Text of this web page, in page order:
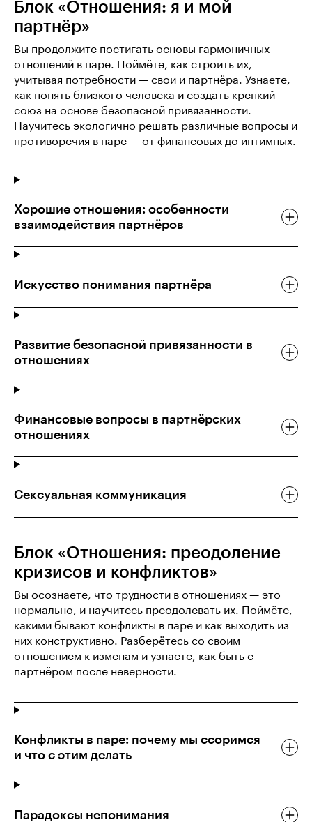
Блок «Отношения: я и мой
партнёр»
Вы продолжите постигать основы гармоничных
отношений в паре. Поймёте, как строить их,
учитывая потребности — свои и партнёра. Узнаете,
как понять близкого человека и создать крепкий
союз на основе безопасной привязанности.
Научитесь экологично решать различные вопросы и
противоречия в паре — от финансовых до интимных.
Хорошие отношения: особенности
взаимодействия партнёров
Искусство понимания партнёра
Развитие безопасной привязанности в
отношениях
Финансовые вопросы в партнёрских
отношениях
Сексуальная коммуникация
Блок «Отношения: преодоление
кризисов и конфликтов»
Вы осознаете, что трудности в отношениях — это
нормально, и научитесь преодолевать их. Поймёте,
какими бывают конфликты в паре и как выходить из
них конструктивно. Разберётесь со своим
отношением к изменам и узнаете, как быть с
партнёром после неверности.
Конфликты в паре: почему мы ссоримся
и что с этим делать
Парадоксы непонимания